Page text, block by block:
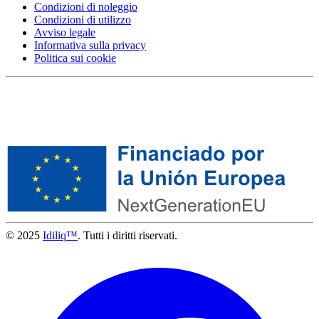
Condizioni di noleggio
Condizioni di utilizzo
Avviso legale
Informativa sulla privacy
Politica sui cookie
© 2025 Idiliq™. Tutti i diritti riservati.